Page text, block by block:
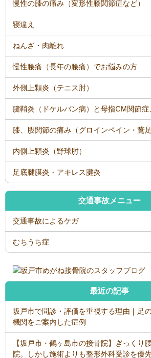
慢性の膝の痛み（変形性膝関節症など）
寝違え
ねんざ・肉離れ
慢性腰痛（長年の腰痛）でお悩みの方
外側上顆炎（テニス肘）
腱鞘炎（ドケルバン病）と母指CM関節症
膝、股関節の痛み（グロインペイン・鵞足
内側上顆炎（野球肘）
足底腱膜炎・アキレス腱炎
交通事故メニュー
交通事故によるケガ
むちうち症
最近の記事
坂戸市で問診・評価を重視する理由｜足
機関をご案内した症例
【坂戸市・鶴ヶ島市の接骨院】ぎっくり
院。しかし施術よりも整形外科受診を優